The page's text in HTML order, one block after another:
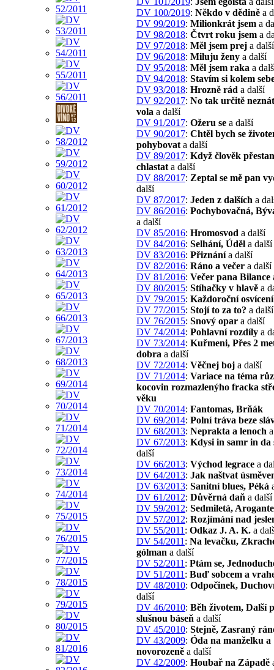
DV 100/2019: Někdo v dědině a
DV 99/2019: Milionkrát jsem a
DV 98/2018: Čtvrt roku jsem a
DV 97/2018: Měl jsem prej a další
DV 96/2018: Miluju ženy a další
DV 95/2018: Měl jsem raka a
DV 94/2018: Stavím si kolem
DV 93/2018: Hrozně rád a další
DV 92/2017: No tak určitě
vola a další
DV 91/2017: Ožeru se a další
DV 90/2017: Chtěl bych se
pohybovat a další
DV 89/2017: Když člověk
chlastat a další
DV 88/2017: Zeptal se mě pan
další
DV 87/2017: Jeden z dalších a
DV 86/2016: Pochybovačná,
a další
DV 85/2016: Hromosvod a další
DV 84/2016: Selhání, Úděl a další
DV 83/2016: Přiznánía další
DV 82/2016: Ráno a večer a další
DV 81/2016: Večer pana Bilance
DV 80/2015: Stíhačky v hlavě a
DV 79/2015: Každoroční osvícení
DV 77/2015: Stojí to za to? a další
DV 76/2015: Snový opar a další
DV 74/2014: Pohlavní rozdíly a
DV 73/2014: Kuřmeni, Přes 2
dobra a další
DV 72/2014: Věčnej boj a další
DV 71/2014: Variace na téma
kocovin rozmazlenýho fracka
věku
DV 70/2014: Fantomas, Brňák
DV 69/2014: Polní tráva beze
DV 68/2013: Neprakta a lenoch
DV 67/2013: Kdysi in samr in da
další
DV 66/2013: Východ legrace a
DV 64/2013: Jak naštvat
DV 63/2013: Sanitní blues, Péká
DV 61/2012: Důvěrná daň a další
DV 59/2012: Sedmiletá,
DV 57/2012: Rozjímání nad
DV 55/2011 : Odkaz J. A. K. a
DV 54/2011 : Na levačku,
gólman a další
DV 52/2011 : Ptám se,
DV 51/2011 : Buď sobcem a
DV 48/2010: Odpočinek,
další
DV 46/2010: Běh životem, Další
slušnou báseň a další
DV 45/2010: Stejně, Zasraný
DV 43/2009: Óda na manželku a
novorozeně a další
DV 42/2009: Houbař na Západě